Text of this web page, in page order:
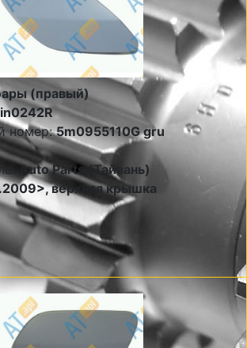
(правый)
номер:5m0955110G gru
Auto Parts (Тайвань)
верхняя крышка